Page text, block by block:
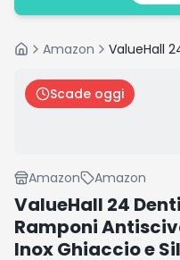
HomeAmazon
Scade oggi
Amazon Amazon
ValueHall 24
Ramponi
Inox Ghiaccio e